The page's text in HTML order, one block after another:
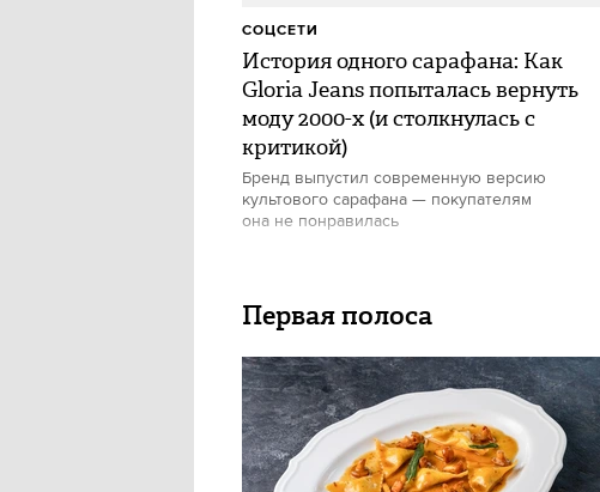
История одного сарафана: Как
Gloria Jeans попыталась вернуть
моду 2000-х (и столкнулась с
критикой)
Бренд выпустил современную версию
культового сарафана — покупателям
она не понравилась
СОЦСЕТИ
Первая полоса